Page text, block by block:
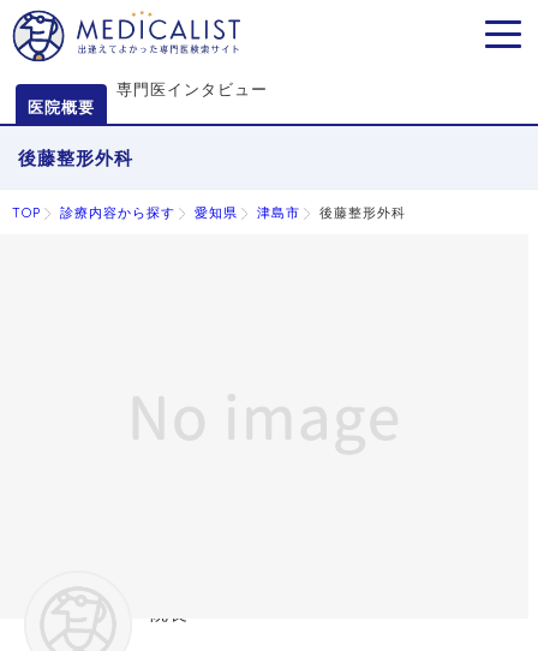
医院概要
専門医インタビュー
後藤整形外科
TOP 診療内容から探す 愛知県 津島市 後藤整形外科
院長